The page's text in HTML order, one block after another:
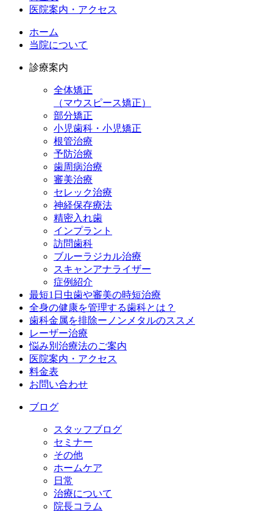
医院案内・アクセス
ホーム
当院について
診療案内
全体矯正
（マウスピース矯正）
部分矯正
小児歯科・小児矯正
根管治療
予防治療
歯周病治療
審美治療
セレック治療
神経保存療法
精密入れ歯
インプラント
訪問歯科
ブルーラジカル治療
スキャンアナライザー
症例紹介
最短1日虫歯や審美の時短治療
全身の健康を管理する歯科とは？
歯科金属を排除ーノンメタルのススメ
レーザー治療
悩み別治療法のご案内
医院案内・アクセス
料金表
お問い合わせ
ブログ
スタッフブログ
セミナー
その他
ホームケア
日常
治療について
院長コラム